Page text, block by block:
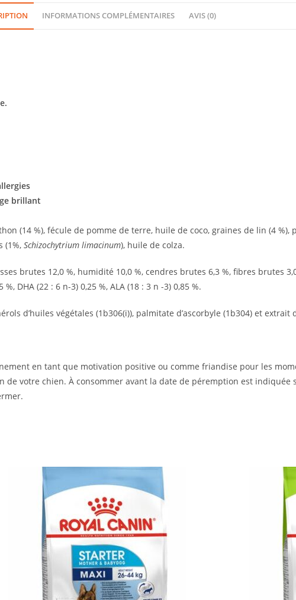
INFORMATIONS COMPLÉMENTAIRES AVIS (0)
brillant
(14 %), fécule de pomme de terre, huile de coco, graines de lin (4
(1%, Schizochytrium limacinum), huile de colza.
brutes 12,0 %, humidité 10,0 %, cendres brutes 6,3 %, fibres brutes
DHA (22 : 6 n-3) 0,25 %, ALA (18 : 3 n -3) 0,85 %.
d’huiles végétales (1b306(i)), palmitate d’ascorbyle (1b304) et extrait
en tant que motivation positive ou comme friandise pour les
votre chien. À consommer avant la date de péremption est indiquée